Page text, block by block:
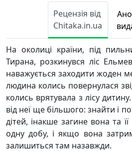
Рецензія від
Chitaka.in.ua
На околиці країни, під
Тирана, розкинувся ліс
наважується заходити жоден
людина колись повернулася
колись врятувала з лісу
від неї ще більшого: знайти і
дітей, інакше загине вона та
одну добу, і якщо вона
залишиться там назавжди.